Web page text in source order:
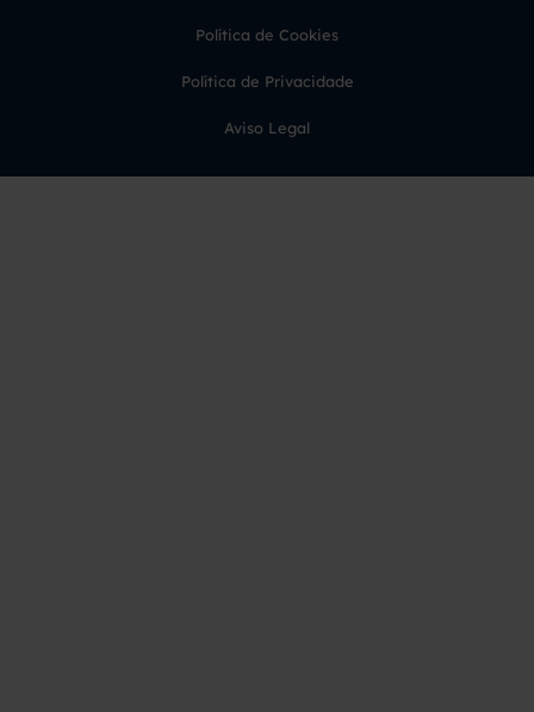
Política de Cookies
Política de Privacidade
Aviso Legal